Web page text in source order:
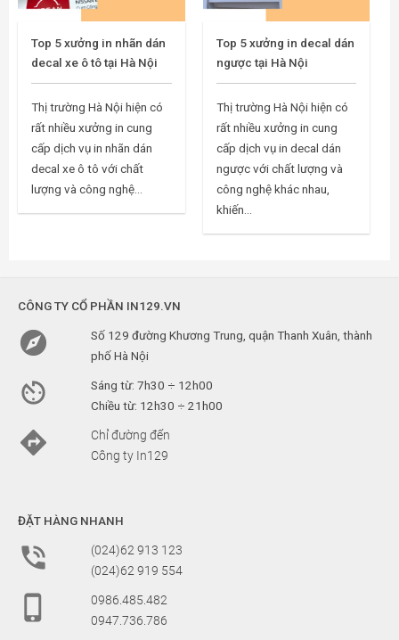
Top 5 xưởng in nhãn dán
decal xe ô tô tại Hà Nội
Thị trường Hà Nội hiện có
rất nhiều xưởng in cung
cấp dịch vụ in nhãn dán
decal xe ô tô với chất
lượng và công nghệ...
Top 5 xưởng in decal dán
ngược tại Hà Nội
Thị trường Hà Nội hiện có
rất nhiều xưởng in cung
cấp dịch vụ in decal dán
ngược với chất lượng và
công nghệ khác nhau,
khiến...
CÔNG TY CỔ PHẦN IN129.VN

Số 129 đường Khương Trung, quận Thanh Xuân, thành
phố Hà Nội

Sáng từ: 7h30 ÷ 12h00
Chiều từ: 12h30 ÷ 21h00

Chỉ đường đến
Công ty In129
ĐẶT HÀNG NHANH

(024)62 913 123
(024)62 919 554

0986.485.482
0947.736.786